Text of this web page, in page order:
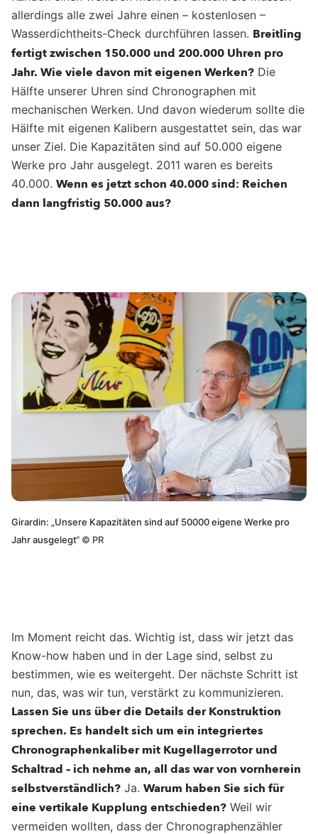
allerdings alle zwei Jahre einen – kostenlosen –
Wasserdichtheits-Check durchführen lassen. Breitling
fertigt zwischen 150.000 und 200.000 Uhren pro
Jahr. Wie viele davon mit eigenen Werken? Die
Hälfte unserer Uhren sind Chronographen mit
mechanischen Werken. Und davon wiederum sollte die
Hälfte mit eigenen Kalibern ausgestattet sein, das war
unser Ziel. Die Kapazitäten sind auf 50.000 eigene
Werke pro Jahr ausgelegt. 2011 waren es bereits
40.000. Wenn es jetzt schon 40.000 sind: Reichen
dann langfristig 50.000 aus?
Girardin: „Unsere Kapazitäten sind auf 50000 eigene Werke pro
Jahr ausgelegt“ © PR
Im Moment reicht das. Wichtig ist, dass wir jetzt das
Know-how haben und in der Lage sind, selbst zu
bestimmen, wie es weitergeht. Der nächste Schritt ist
nun, das, was wir tun, verstärkt zu kommunizieren.
Lassen Sie uns über die Details der Konstruktion
sprechen. Es handelt sich um ein integriertes
Chronographenkaliber mit Kugellagerrotor und
Schaltrad – ich nehme an, all das war von vornherein
selbstverständlich? Ja. Warum haben Sie sich für
eine vertikale Kupplung entschieden? Weil wir
vermeiden wollten, dass der Chronographenzähler